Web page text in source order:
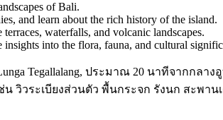
of Bali.
and learn about the rich history of the island.
waterfalls, and volcanic landscapes.
into the flora, fauna, and cultural
Tegallalang, ประมาณ 20 นาทีจากก
วระเบียงส่วนตัว พื้นกระจก รังนก สะพา